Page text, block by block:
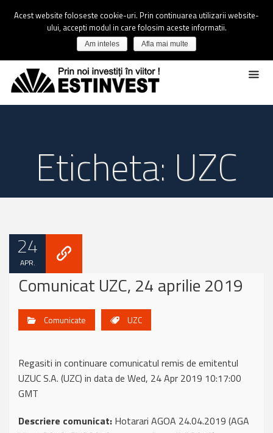
Eticheta: UZC
24
APR.
Comunicat UZC, 24 aprilie 2019
Comunicate UZC
Regasiti in continuare comunicatul remis de emitentul
UZUC S.A. (UZC) in data de Wed, 24 Apr 2019 10:17:00
GMT
Descriere comunicat: Hotarari AGOA 24.04.2019 (AGA
Acest website foloseste cookie-uri. Prin continuarea utilizarii website-
ului, accepti modul in care folosim aceste informatii.
Am inteles Afla mai multe